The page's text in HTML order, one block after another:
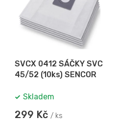
dSVCX 0412 SÁČKY SVC
45/52 (10ks) SENCOR
Skladem
299 Kč / ks